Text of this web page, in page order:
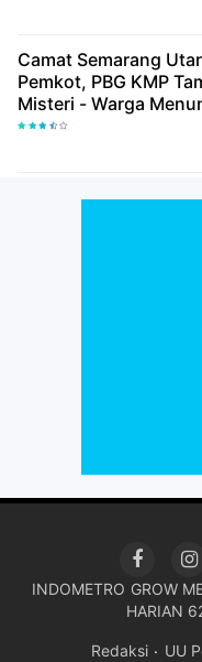
Camat Semarang
Pemkot, PBG KMP
Misteri - Warga
Hukum
INDOMETRO GROW
HARIAN
Redaksi UU